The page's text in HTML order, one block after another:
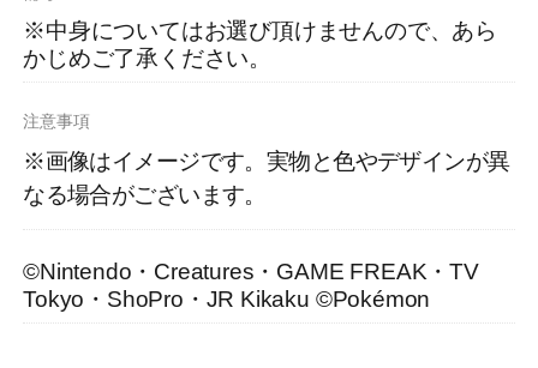
※中身についてはお選び頂けませんので、あら
かじめご了承ください。
注意事項
※画像はイメージです。実物と⾊やデザインが異
なる場合がございます。
©Nintendo・Creatures・GAME FREAK・TV
Tokyo・ShoPro・JR Kikaku ©Pokémon